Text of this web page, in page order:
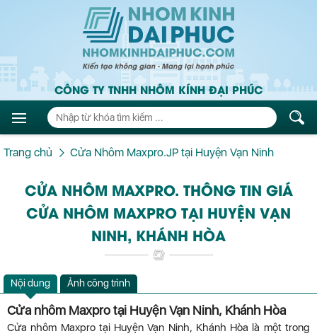
CÔNG TY TNHH NHÔM KÍNH ĐẠI PHÚC
Trang chủ Cửa Nhôm Maxpro.JP tại Huyện Vạn Ninh
CỬA NHÔM MAXPRO. THÔNG TIN GIÁ
CỬA NHÔM MAXPRO TẠI HUYỆN VẠN
NINH, KHÁNH HÒA
Nội dung Ảnh công trình
Cửa nhôm Maxpro tại Huyện Vạn Ninh, Khánh Hòa
Cửa nhôm Maxpro tại Huyện Vạn Ninh, Khánh Hòa là một trong